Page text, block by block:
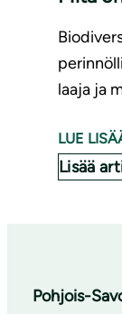
laaja ja
LUE
Lisää
Pohjois-